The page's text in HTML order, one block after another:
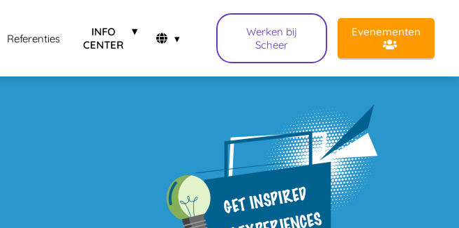
Referenties
INFO
CENTER
Werken bij
Scheer
Evenementen